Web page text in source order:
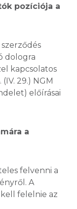
pozíciója a
dologra
kapcsolatos
29.) NGM
előírásai
a
felvenni a
A
felelnie az